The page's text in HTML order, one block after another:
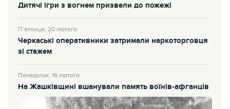
Дитячі ігри з вогнем призвели до пожежі
П’ятниця, 20 лютого
Черкаські оперативники затримали наркоторговця
зі стажем
Понеділок, 16 лютого
На Жашківщині вшанували память воїнів-афганців